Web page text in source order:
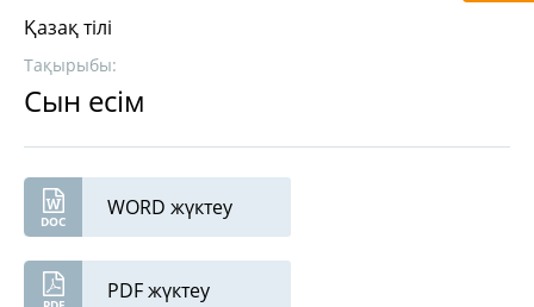
Қазақ тілі
Тақырыбы:
Сын есім
WORD жүктеу
PDF жүктеу